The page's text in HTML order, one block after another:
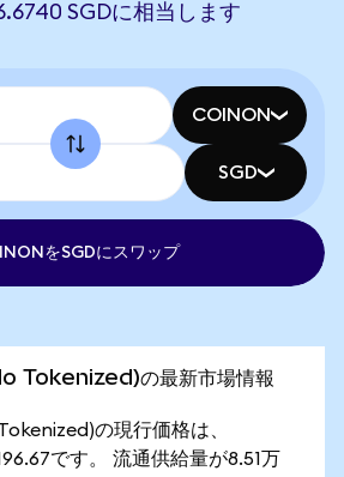
SGDに相当します
COINON
SGD
をSGDにスワップ
Tokenized)の最新市場情報
の現行価格は、
です。 流通供給量が8.51万